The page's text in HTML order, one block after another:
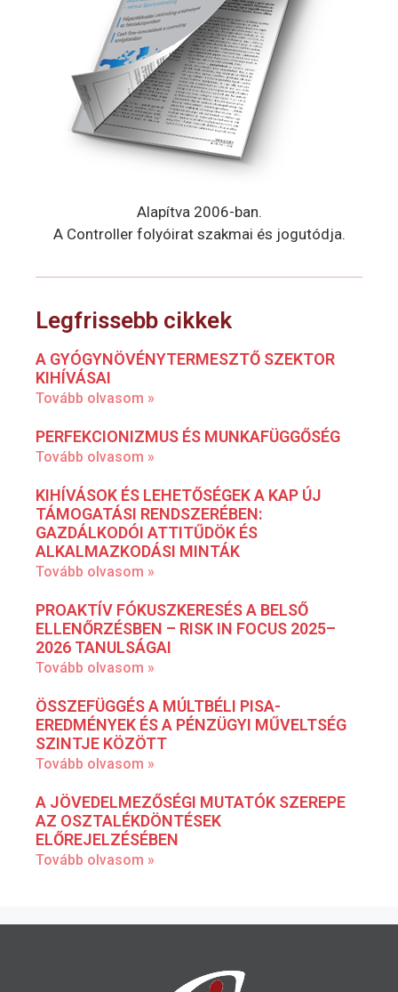
Alapítva 2006-ban.
A Controller folyóirat szakmai és jogutódja.
Legfrissebb cikkek
A GYÓGYNÖVÉNYTERMESZTŐ SZEKTOR
KIHÍVÁSAI
Tovább olvasom »
PERFEKCIONIZMUS ÉS MUNKAFÜGGŐSÉG
Tovább olvasom »
KIHÍVÁSOK ÉS LEHETŐSÉGEK A KAP ÚJ
TÁMOGATÁSI RENDSZERÉBEN:
GAZDÁLKODÓI ATTITŰDÖK ÉS
ALKALMAZKODÁSI MINTÁK
Tovább olvasom »
PROAKTÍV FÓKUSZKERESÉS A BELSŐ
ELLENŐRZÉSBEN – RISK IN FOCUS 2025–
2026 TANULSÁGAI
Tovább olvasom »
ÖSSZEFÜGGÉS A MÚLTBÉLI PISA-
EREDMÉNYEK ÉS A PÉNZÜGYI MŰVELTSÉG
SZINTJE KÖZÖTT
Tovább olvasom »
A JÖVEDELMEZŐSÉGI MUTATÓK SZEREPE
AZ OSZTALÉKDÖNTÉSEK
ELŐREJELZÉSÉBEN
Tovább olvasom »